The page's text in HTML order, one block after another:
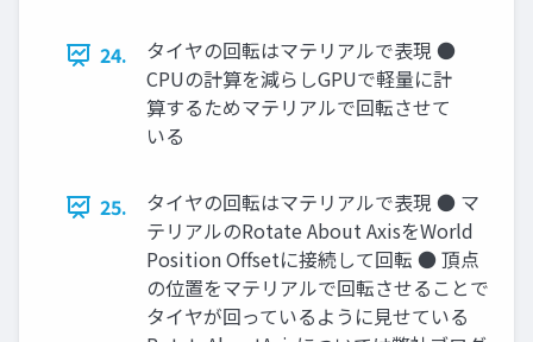
24.
タイヤの回転はマテリアルで表現 ●
CPUの計算を減らしGPUで軽量に計
算するためマテリアルで回転させて
いる
25.
タイヤの回転はマテリアルで表現 ● マ
テリアルのRotate About AxisをWorld
Position Offsetに接続して回転 ● 頂点
の位置をマテリアルで回転させることで
タイヤが回っているように見せている